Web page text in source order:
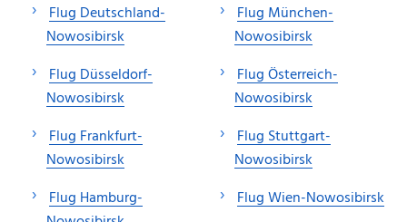
Flug Deutschland-
Nowosibirsk
Flug Düsseldorf-
Nowosibirsk
Flug Frankfurt-
Nowosibirsk
Flug Hamburg-
Flug München-
Nowosibirsk
Flug Österreich-
Nowosibirsk
Flug Stuttgart-
Nowosibirsk
Flug Wien-Nowosibirsk